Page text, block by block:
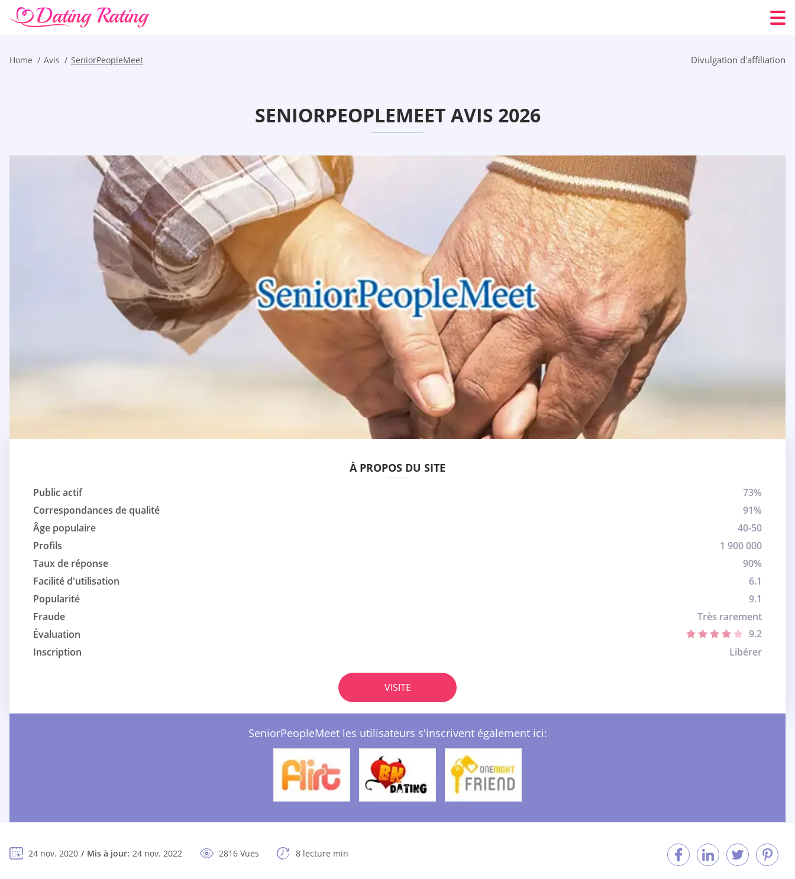
Home Avis SeniorPeopleMeet Divulgation d'affiliation
SENIORPEOPLEMEET AVIS 2026
À PROPOS DU SITE
Public actif
73%
Correspondances de qualité
91%
Âge populaire
40-50
Profils
1 900 000
Taux de réponse
90%
Facilité d'utilisation
6.1
Popularité
9.1
Fraude
Très rarement
Évaluation
9.2
Inscription
Libérer
VISITE
SeniorPeopleMeet les utilisateurs s'inscrivent également ici:
24 nov. 2020 Mis à jour: 24 nov. 2022 2816 Vues 8 lecture min